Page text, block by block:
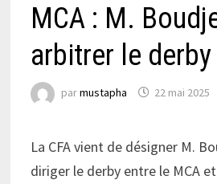
MCA : M.
arbitrer le derby
parmustapha 22 mai 2025
La CFA vient de désigner M.
diriger le derby entre le MCA et